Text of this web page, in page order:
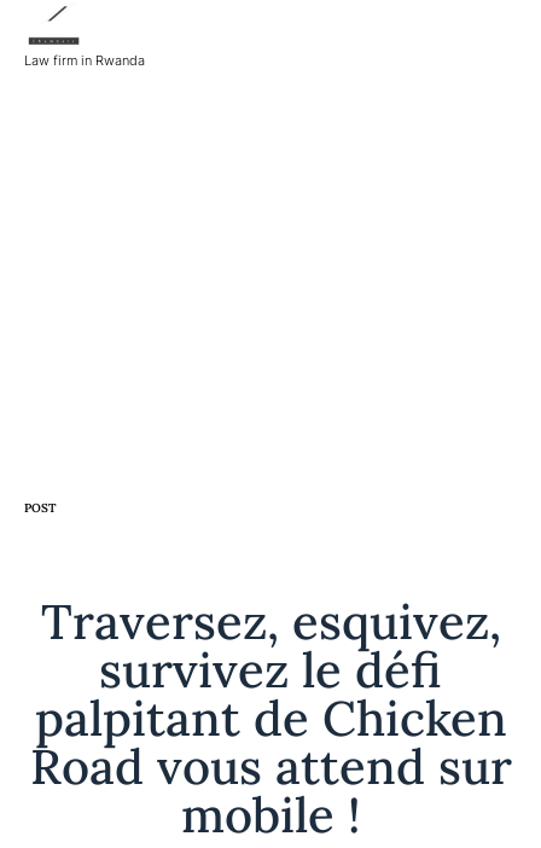
Law firm in Rwanda
Traversez, esquivez,
survivez le défi
palpitant de Chicken
Road vous attend sur
mobile !
CATEGORY
POST